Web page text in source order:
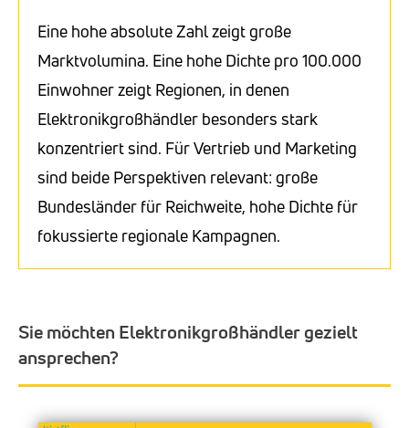
Eine hohe absolute Zahl zeigt große
Marktvolumina. Eine hohe Dichte pro 100.000
Einwohner zeigt Regionen, in denen
Elektronikgroßhändler besonders stark
konzentriert sind. Für Vertrieb und Marketing
sind beide Perspektiven relevant: große
Bundesländer für Reichweite, hohe Dichte für
fokussierte regionale Kampagnen.
Sie möchten Elektronikgroßhändler gezielt
ansprechen?